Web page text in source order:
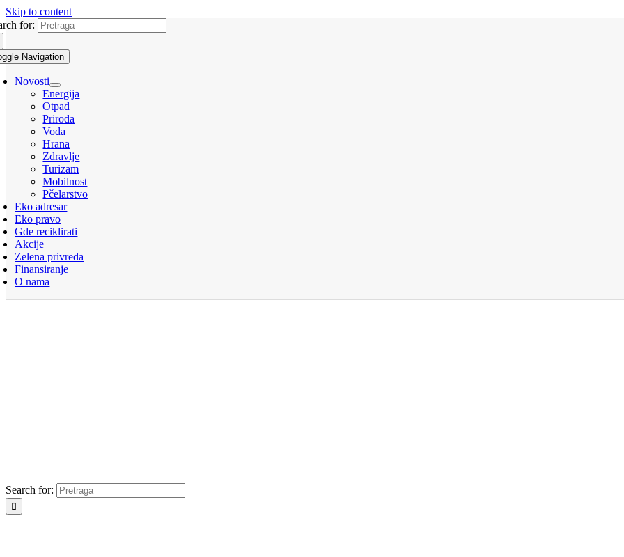
Skip to content
for:
Navigation
Novosti
Energija
Otpad
Priroda
Voda
Hrana
Zdravlje
Turizam
Mobilnost
Pčelarstvo
Eko adresar
Eko pravo
Gde reciklirati
Akcije
Zelena privreda
Finansiranje
O nama
Search for: